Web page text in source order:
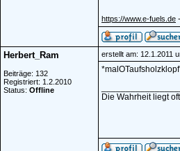
https://www.e-fuels.de
Herbert_Ram
Beiträge: 132
Registriert: 1.2.2010
Status: Offline
erstellt am: 12.1.2011
Die Wahrheit liegt